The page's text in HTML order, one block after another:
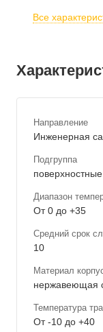
Все
Направление
Инженерная
Подгруппа
поверхностные
Диапазон
От 0 до +35
Средний срок
10
Материал
нержавеющая
Температура
От -10 до +40